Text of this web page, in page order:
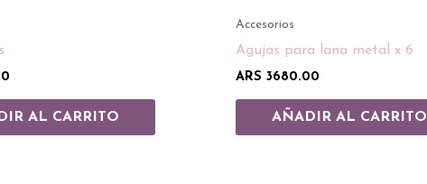
AL CARRITO
Accesorios
Agujas para lana metal x 6
ARS 3680.00
AÑADIR AL CARRITO